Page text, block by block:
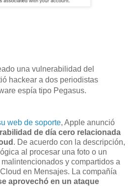
una vulnerabilidad del
hackear a dos periodistas
espía tipo Pegasus.
web de soporte, Apple anunció
de día cero relacionada
. De acuerdo con la descripción,
al procesar una foto o un
y compartidos a
en Mensajes. La compañía
aprovechó en un ataque